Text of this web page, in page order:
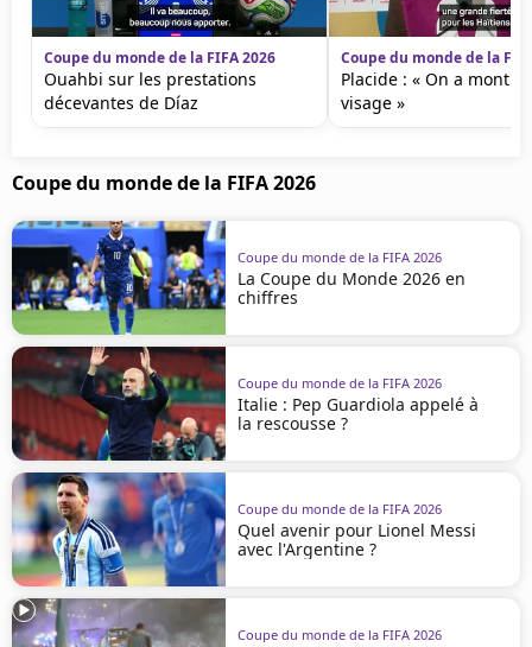
Coupe du monde de la FIFA 2026
Ouahbi sur les prestations
décevantes de Díaz
Coupe du monde de la
Placide : « On a
visage »
Coupe du monde de la FIFA 2026
Coupe du monde de la FIFA 2026
La Coupe du Monde 2026 en
chiffres
Coupe du monde de la FIFA 2026
Italie : Pep Guardiola appelé à
la rescousse ?
Coupe du monde de la FIFA 2026
Quel avenir pour Lionel Messi
avec l'Argentine ?
Coupe du monde de la FIFA 2026